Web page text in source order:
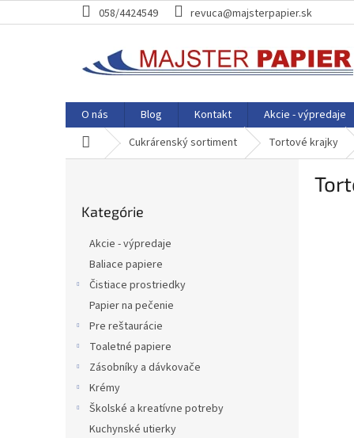
na
058/4424549 revuca@majsterpapier.sk
O nás Blog Kontakt
Akcie - výpredaje
DomovCukrárenský sortiment Tortové krajky
kategórie
Kategórie
Akcie - výpredaje
Baliace papiere
Čistiace prostriedky
Papier na pečenie
Pre reštaurácie
Toaletné papiere
Zásobníky a dávkovače
Krémy
Školské a kreatívne potreby
Kuchynské utierky